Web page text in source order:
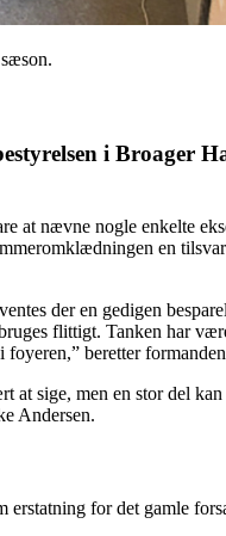
i Broager
at nævne nogle enkelte
en
der en gedigen
flittigt. Tanken har
beretter
at sige, men en stor del
Andersen.
erstatning for det gamle